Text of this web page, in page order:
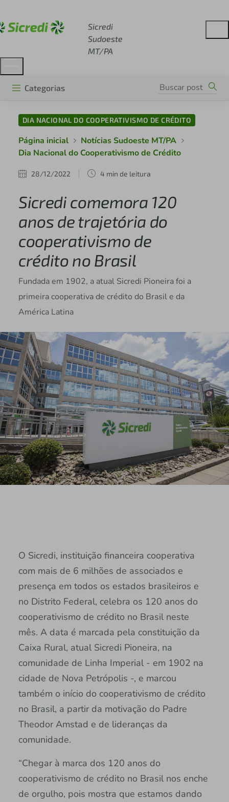
Sicredi
Sudoeste
MT/PA
Categorias
DIA NACIONAL DO COOPERATIVISMO DE CRÉDITO
Página inicial
Notícias Sudoeste MT/PA
Dia Nacional do Cooperativismo de Crédito
28/12/2022 4 min de leitura
Sicredi comemora 120
anos de trajetória do
cooperativismo de
crédito no Brasil
Fundada em 1902, a atual Sicredi Pioneira foi a
primeira cooperativa de crédito do Brasil e da
América Latina
O Sicredi, instituição financeira cooperativa
com mais de 6 milhões de associados e
presença em todos os estados brasileiros e
no Distrito Federal, celebra os 120 anos do
cooperativismo de crédito no Brasil neste
mês. A data é marcada pela constituição da
Caixa Rural, atual Sicredi Pioneira, na
comunidade de Linha Imperial - em 1902 na
cidade de Nova Petrópolis -, e marcou
também o início do cooperativismo de crédito
no Brasil, a partir da motivação do Padre
Theodor Amstad e de lideranças da
comunidade.
“Chegar à marca dos 120 anos do
cooperativismo de crédito no Brasil nos enche
de orgulho, pois mostra que estamos dando